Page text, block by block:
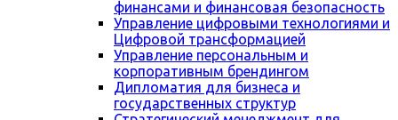
финансами и финансовая безопасность
Управление цифровыми технологиями и
Цифровой трансформацией
Управление персональным и
корпоративным брендингом
Дипломатия для бизнеса и
государственных структур